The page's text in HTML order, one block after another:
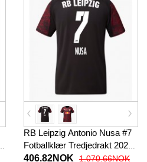
RB Leipzig Antonio Nusa #7
Fotballklær Tredjedrakt 2025-
26 Kortermet
406.82NOK 1.070.66NOK